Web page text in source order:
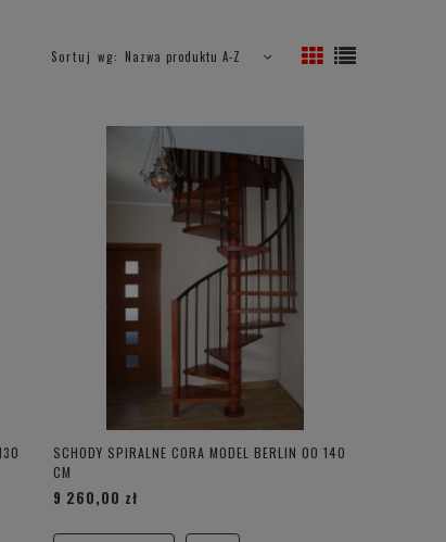
Sortuj wg: Nazwa produktu A-Z
SCHODY SPIRALNE CORA MODEL BERLIN 00 140
CM
9 260,00 zł